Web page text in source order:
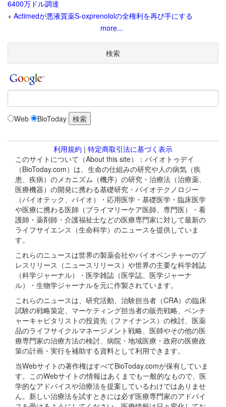
6400万ドル調達
+ Actimedが悪液質薬S-oxprenololの全権利を再び手にする
more...
検索
Web BioToday
利用規約 | 特定商取引法に基づく表示
このサイトについて（About this site）：バイオトゥデイ
（BioToday.com）は、生命の仕組みの研究や人の病気（疾
患、疾病）のメカニズム（機序）の研究・治療法（治療薬、
医療機器）の開発に携わる基礎研究・バイオテクノロジー
（バイオテック、バイオ）・応用医学・基礎医学・臨床医学
や医療に携わる医師（プライマリーケア医師、専門医）・看
護師・薬剤師・介護福祉士などの医療専門家に対して最新の
ライフサイエンス（生命科学）のニュースを提供していま
す。
これらのニュースは世界の製薬会社やバイオベンチャーのプ
レスリリース（ニュースリリース）や世界の主要な科学雑誌
（科学ジャーナル）・医学雑誌（医学誌、医学ジャーナ
ル）・生物学ジャーナルを元に作製されています。
これらのニュースは、研究活動、治験担当者（CRA）の臨床
試験の戦略策定、マーケティング担当者の販売戦略、ベンチ
ャーキャピタリストの投資先（ファイナンス）の検討、医薬
品のライフサイクルマネージメント戦略、医師やその他の医
療専門家の治療方法の検討、病院・地域医療・政府の医療政
策の計画・実行を補助する資料として利用できます。
当Webサイトの著作権はすべてBioToday.comが保有していま
す。このWebサイトの情報はあくまでも一般的なもので、医
学的なアドバイスや治療法を提案しているわけではありませ
ん。新しい治療法を試すときには必ず医療専門家のアドバイ